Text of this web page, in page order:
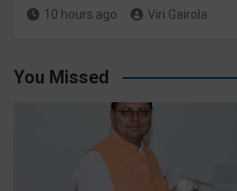
10 hours ago Viri Gairola
You Missed